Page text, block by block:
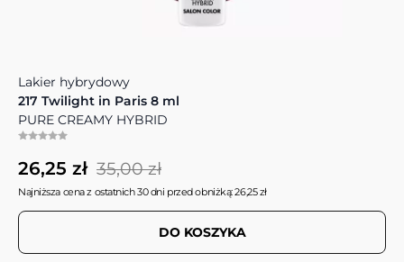
Lakier hybrydowy
217 Twilight in Paris 8 ml
PURE CREAMY HYBRID
26,25 zł 35,00 zł
Najniższa cena z ostatnich 30 dni przed obniżką: 26,25 zł
DO KOSZYKA